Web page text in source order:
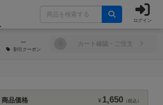
通販ストア ログイン
─
割引 クーポン
カート確認・ご注文
商品価格 ¥ 1,650 （税込）